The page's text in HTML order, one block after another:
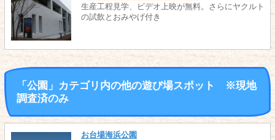
生産工程見学、ビデオ上映が無料。さらにヤクルト
の試飲とおみやげ付き
「公園」カテゴリ内の他の遊び場スポット ※現地
調査済のみ
お台場海浜公園